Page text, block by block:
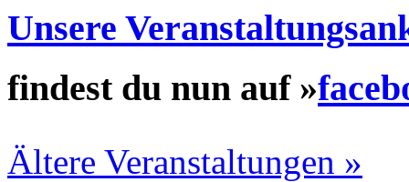
Unsere
findest du nun auf »
Ältere Veranstaltungen »